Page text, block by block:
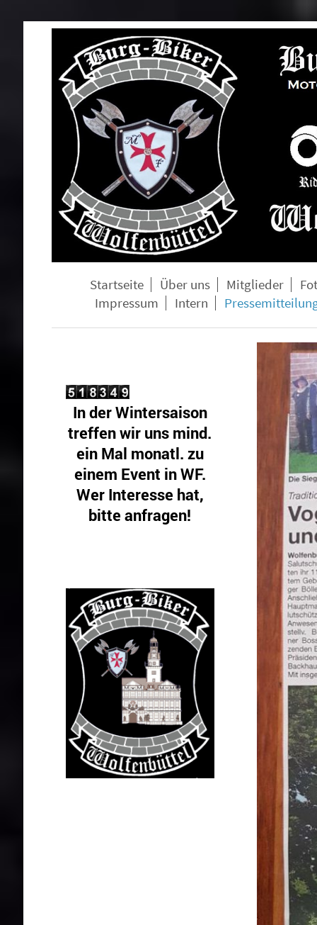
Startseite Über uns Mitglieder
Impressum
Intern
In der Wintersaison
treffen wir uns mind.
ein Mal monatl. zu
einem Event in WF.
Wer Interesse hat,
bitte anfragen!